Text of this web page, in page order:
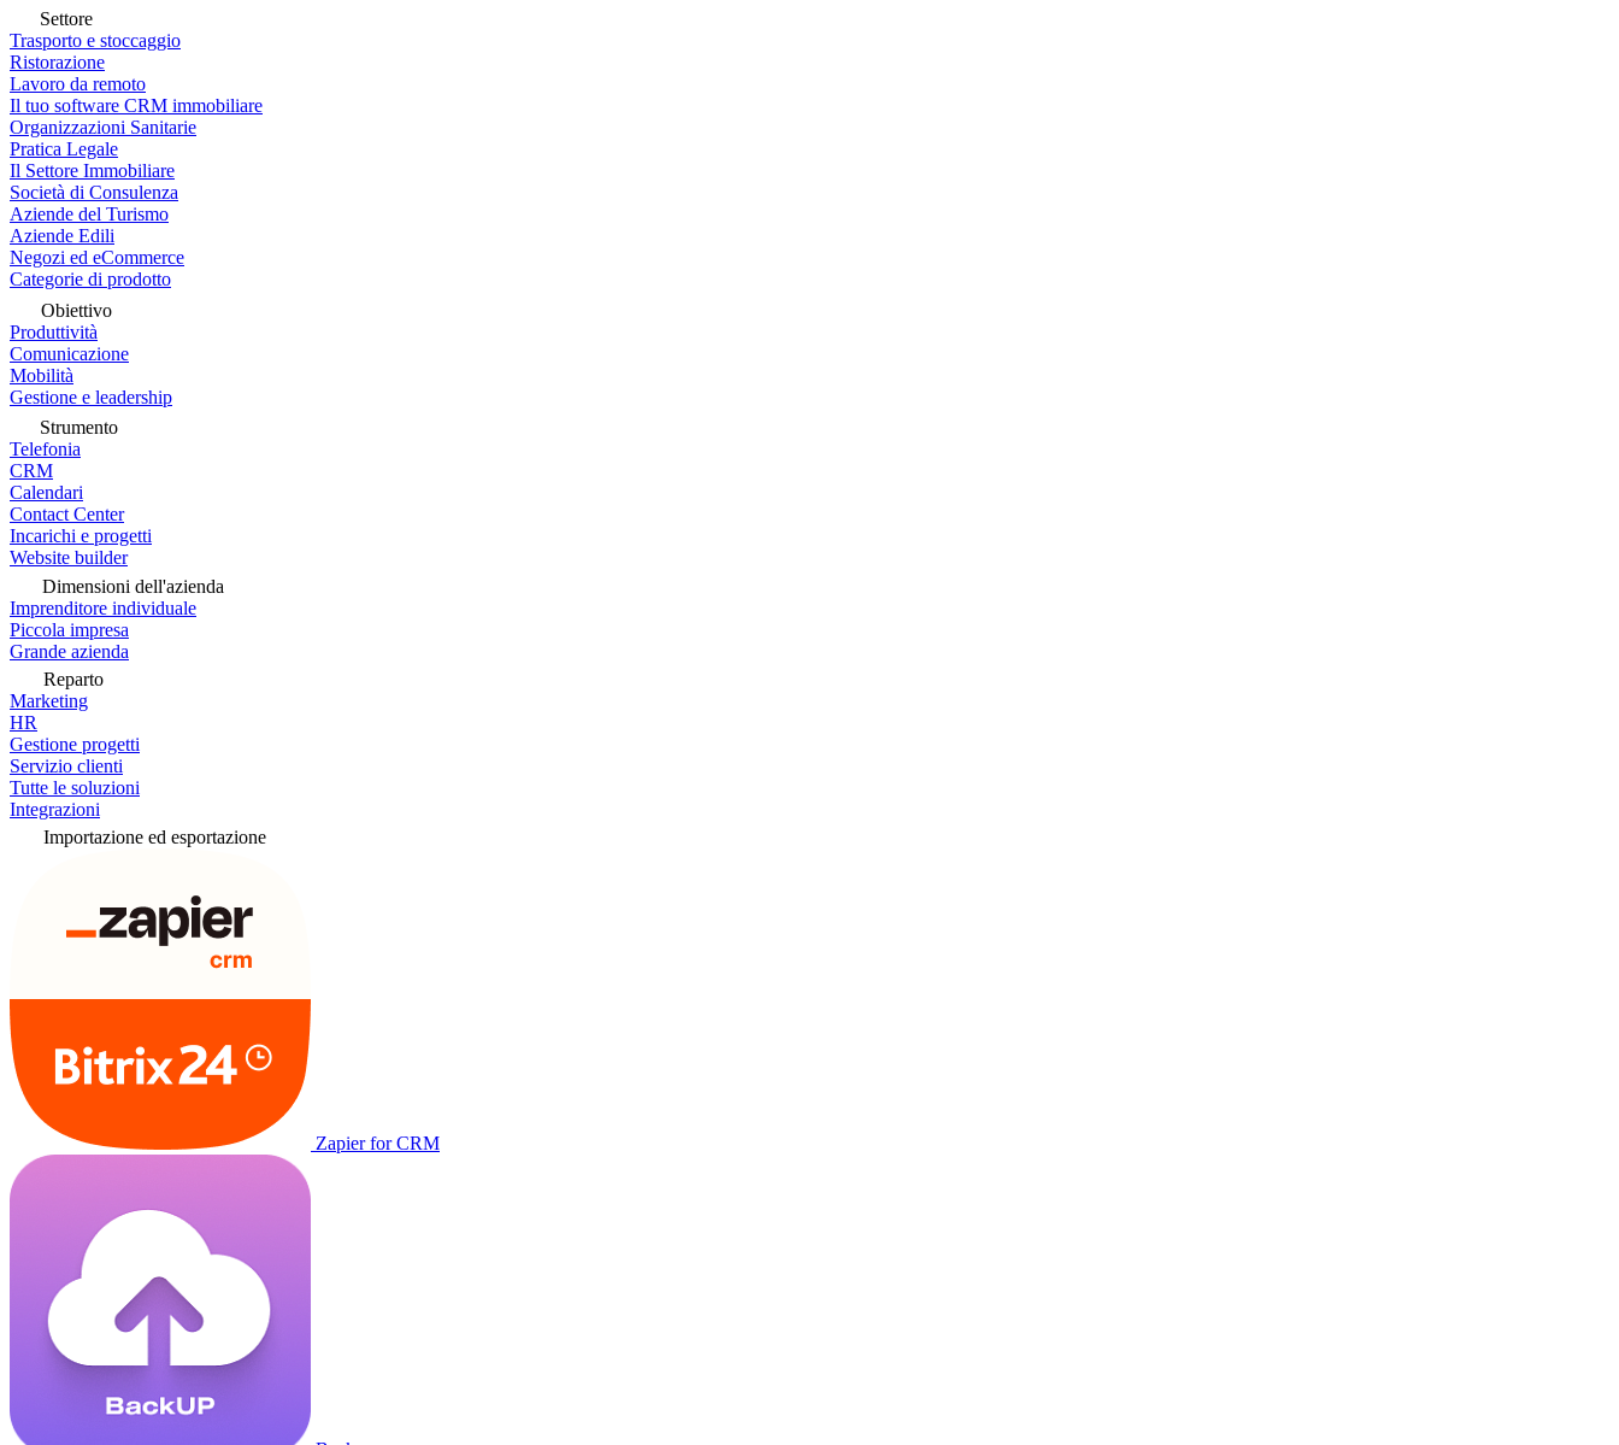
Settore
Trasporto e stoccaggio
Ristorazione
Lavoro da remoto
Il tuo software CRM immobiliare
Organizzazioni Sanitarie
Pratica Legale
Il Settore Immobiliare
Società di Consulenza
Aziende del Turismo
Aziende Edili
Negozi ed eCommerce
Categorie di prodotto
Obiettivo
Produttività
Comunicazione
Mobilità
Gestione e leadership
Strumento
Telefonia
CRM
Calendari
Contact Center
Incarichi e progetti
Website builder
Dimensioni dell'azienda
Imprenditore individuale
Piccola impresa
Grande azienda
Reparto
Marketing
HR
Gestione progetti
Servizio clienti
Tutte le soluzioni
Integrazioni
Importazione ed esportazione
Zapier for CRM